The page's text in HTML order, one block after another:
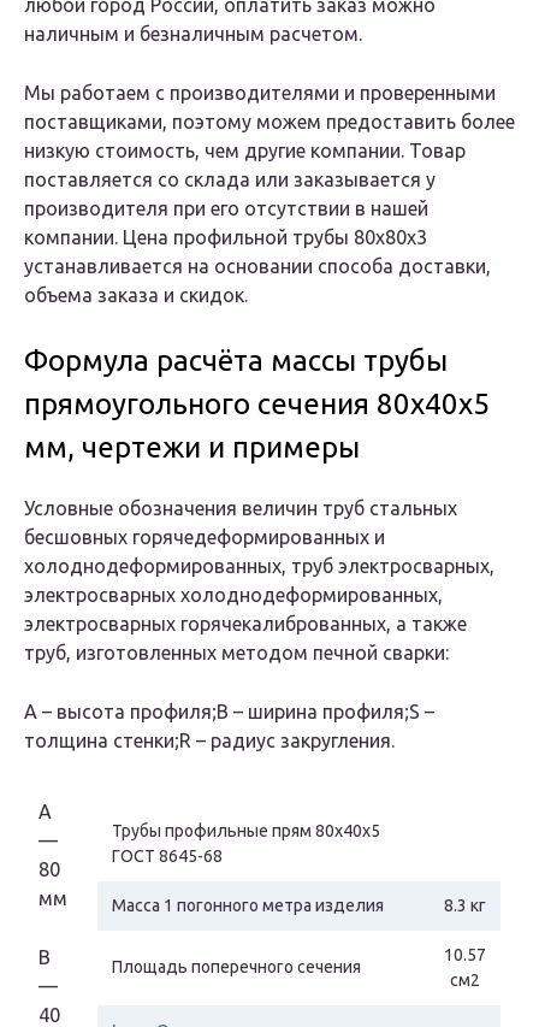
любой город России, оплатить заказ можно
наличным и безналичным расчетом.
Мы работаем с производителями и проверенными
поставщиками, поэтому можем предоставить более
низкую стоимость, чем другие компании. Товар
поставляется со склада или заказывается у
производителя при его отсутствии в нашей
компании. Цена профильной трубы 80х80х3
устанавливается на основании способа доставки,
объема заказа и скидок.
Формула расчёта массы трубы
прямоугольного сечения 80х40х5
мм, чертежи и примеры
Условные обозначения величин труб стальных
бесшовных горячедеформированных и
холоднодеформированных, труб электросварных,
электросварных холоднодеформированных,
электросварных горячекалиброванных, а также
труб, изготовленных методом печной сварки:
А – высота профиля;B – ширина профиля;S –
толщина стенки;R – радиус закругления.
А
—
80
мм
B
—
40
Трубы профильные прям 80х40х5
ГОСТ 8645-68
Масса 1 погонного метра изделия 8.3 кг
Площадь поперечного сечения
10.57
см2